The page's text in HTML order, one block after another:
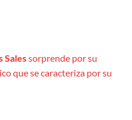
Salessorprende por su
que se caracteriza por su